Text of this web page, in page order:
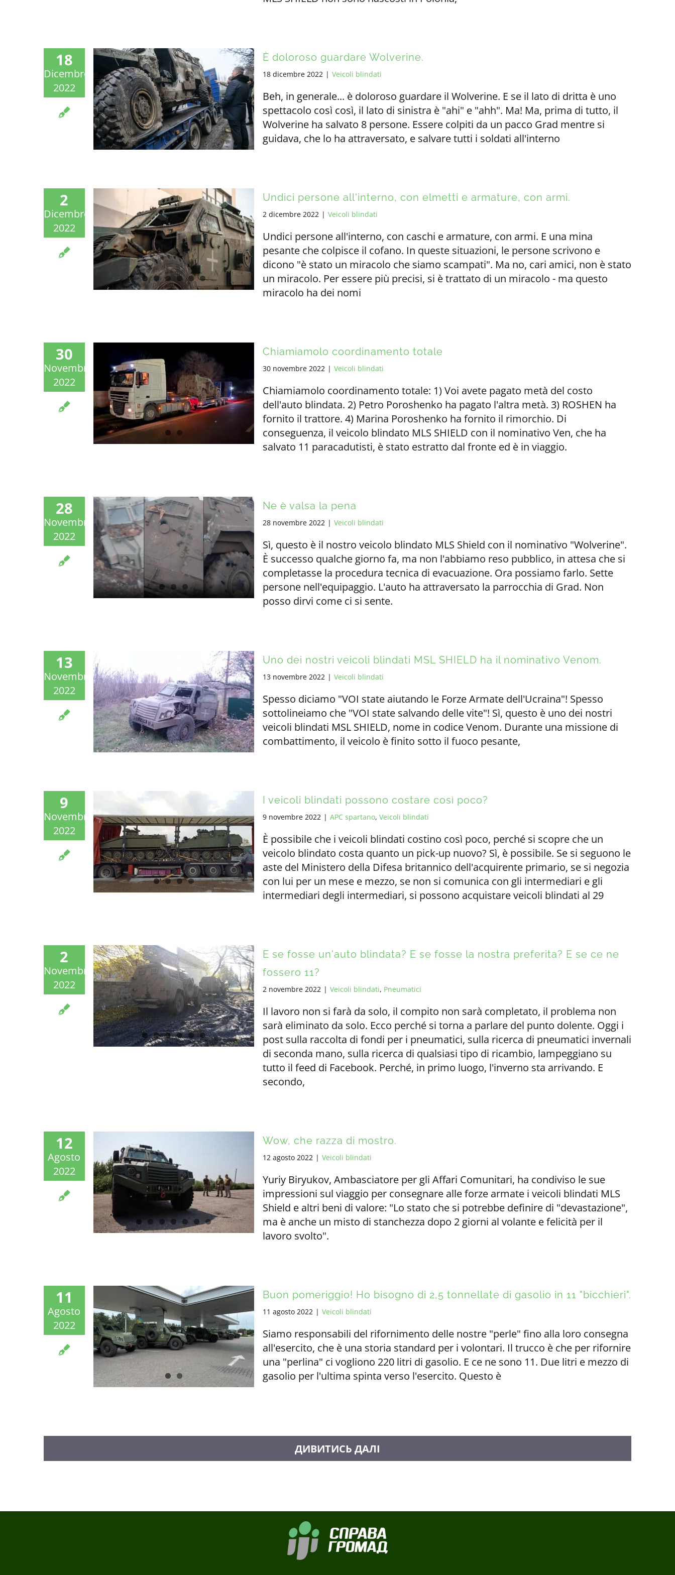
18
Dicembre
2022
È doloroso guardare Wolverine.
18 dicembre 2022 | Veicoli blindati
Beh, in generale... è doloroso guardare il Wolverine. E se il lato di dritta è uno
spettacolo così così, il lato di sinistra è "ahi" e "ahh". Ma! Ma, prima di tutto, il
Wolverine ha salvato 8 persone. Essere colpiti da un pacco Grad mentre si
guidava, che lo ha attraversato, e salvare tutti i soldati all'interno
2
Dicembre
2022
Undici persone all'interno, con elmetti e armature, con armi.
2 dicembre 2022 | Veicoli blindati
Undici persone all'interno, con caschi e armature, con armi. E una mina
pesante che colpisce il cofano. In queste situazioni, le persone scrivono e
dicono "è stato un miracolo che siamo scampati". Ma no, cari amici, non è stato
un miracolo. Per essere più precisi, si è trattato di un miracolo - ma questo
miracolo ha dei nomi
30
Novembre
2022
Chiamiamolo coordinamento totale
30 novembre 2022 | Veicoli blindati
Chiamiamolo coordinamento totale: 1) Voi avete pagato metà del costo
dell'auto blindata. 2) Petro Poroshenko ha pagato l'altra metà. 3) ROSHEN ha
fornito il trattore. 4) Marina Poroshenko ha fornito il rimorchio. Di
conseguenza, il veicolo blindato MLS SHIELD con il nominativo Ven, che ha
salvato 11 paracadutisti, è stato estratto dal fronte ed è in viaggio.
28
Novembre
2022
Ne è valsa la pena
28 novembre 2022 | Veicoli blindati
Sì, questo è il nostro veicolo blindato MLS Shield con il nominativo "Wolverine".
È successo qualche giorno fa, ma non l'abbiamo reso pubblico, in attesa che si
completasse la procedura tecnica di evacuazione. Ora possiamo farlo. Sette
persone nell'equipaggio. L'auto ha attraversato la parrocchia di Grad. Non
posso dirvi come ci si sente.
13
Novembre
2022
Uno dei nostri veicoli blindati MSL SHIELD ha il nominativo Venom.
13 novembre 2022 | Veicoli blindati
Spesso diciamo "VOI state aiutando le Forze Armate dell'Ucraina"! Spesso
sottolineiamo che "VOI state salvando delle vite"! Sì, questo è uno dei nostri
veicoli blindati MSL SHIELD, nome in codice Venom. Durante una missione di
combattimento, il veicolo è finito sotto il fuoco pesante,
9
Novembre
2022
I veicoli blindati possono costare così poco?
9 novembre 2022 | APC spartano, Veicoli blindati
È possibile che i veicoli blindati costino così poco, perché si scopre che un
veicolo blindato costa quanto un pick-up nuovo? Sì, è possibile. Se si seguono le
aste del Ministero della Difesa britannico dell'acquirente primario, se si negozia
con lui per un mese e mezzo, se non si comunica con gli intermediari e gli
intermediari degli intermediari, si possono acquistare veicoli blindati al 29
2
Novembre
2022
E se fosse un'auto blindata? E se fosse la nostra preferita? E se ce ne
fossero 11?
2 novembre 2022 | Veicoli blindati, Pneumatici
Il lavoro non si farà da solo, il compito non sarà completato, il problema non
sarà eliminato da solo. Ecco perché si torna a parlare del punto dolente. Oggi i
post sulla raccolta di fondi per i pneumatici, sulla ricerca di pneumatici invernali
di seconda mano, sulla ricerca di qualsiasi tipo di ricambio, lampeggiano su
tutto il feed di Facebook. Perché, in primo luogo, l'inverno sta arrivando. E
secondo,
12
Agosto
2022
Wow, che razza di mostro.
12 agosto 2022 | Veicoli blindati
Yuriy Biryukov, Ambasciatore per gli Affari Comunitari, ha condiviso le sue
impressioni sul viaggio per consegnare alle forze armate i veicoli blindati MLS
Shield e altri beni di valore: "Lo stato che si potrebbe definire di "devastazione",
ma è anche un misto di stanchezza dopo 2 giorni al volante e felicità per il
lavoro svolto".
11
Agosto
2022
Buon pomeriggio! Ho bisogno di 2,5 tonnellate di gasolio in 11 "bicchieri".
11 agosto 2022 | Veicoli blindati
Siamo responsabili del rifornimento delle nostre "perle" fino alla loro consegna
all'esercito, che è una storia standard per i volontari. Il trucco è che per rifornire
una "perlina" ci vogliono 220 litri di gasolio. E ce ne sono 11. Due litri e mezzo di
gasolio per l'ultima spinta verso l'esercito. Questo è